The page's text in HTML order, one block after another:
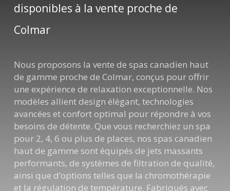
disponibles à la vente proche de
Colmar
Nous proposons la vente de spas canadien haut
de gamme proche de Colmar, conçus pour offrir
une expérience de relaxation exceptionnelle. Nos
modèles allient design élégant, technologies
avancées et confort optimal pour répondre à vos
besoins de détente. Que vous recherchiez un spa
pour 2, 4, 6 ou plus de places, nos spas canadien
haut de gamme sont équipés de jets massants
performants, de systèmes de filtration de qualité,
ainsi que d’options telles que la chromothérapie
et la régulation de température. Fabriqués avec